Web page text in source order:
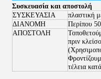
Συσκευασία και αποστολή
ΣΥΣΚΕΥΑΣΙΑ
πλαστική
ΔΙΑΝΟΜΗ
Περίπου
ΑΠΟΣΤΟΛΗ
πριν
τέλεια